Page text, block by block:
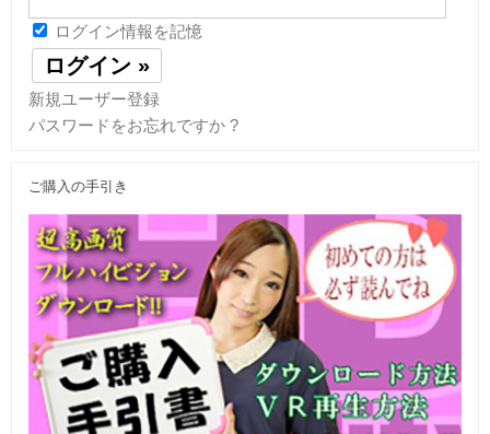
ログイン情報を記憶
新規ユーザー登録
パスワードをお忘れですか ?
ご購入の手引き